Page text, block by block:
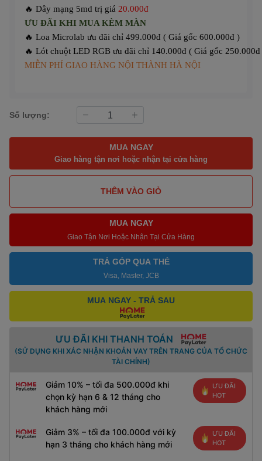
🔥 Dây mạng 5md trị giá 20.000đ
ƯU ĐÃI KHI MUA KÈM MÀN
🔥 Loa Microlab ưu đãi chỉ 499.000đ ( Giá gốc 600.000đ )
🔥 Lót chuột LED RGB ưu đãi chỉ 140.000đ ( Giá gốc 250.000đ
MIỄN PHÍ GIAO HÀNG NỘI THÀNH HÀ NỘI
Số lượng:
MUA NGAY
Giao hàng tận nơi hoặc nhận tại cửa hàng
THÊM VÀO GIỎ
MUA NGAY
Giao Tận Nơi Hoặc Nhận Tại Cửa Hàng
TRẢ GÓP QUA THẺ
Visa, Master, JCB
MUA NGAY - TRẢ SAU
ƯU ĐÃI KHI THANH TOÁN
(SỬ DỤNG KHI XÁC NHẬN KHOẢN VAY TRÊN TRANG CỦA TỔ CHỨC
TÀI CHÍNH)
Giảm 10% – tối đa 500.000đ khi
chọn kỳ hạn 6 & 12 tháng cho
khách hàng mới
ƯU ĐÃI
HOT
Giảm 3% – tối đa 100.000đ với kỳ
hạn 3 tháng cho khách hàng mới
ƯU ĐÃI
HOT